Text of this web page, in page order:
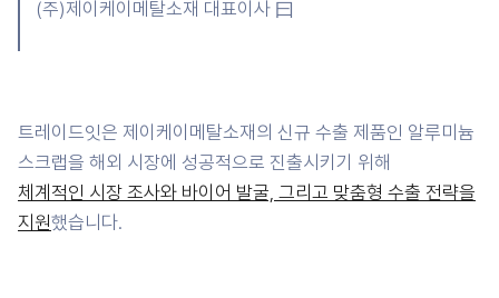
(주)제이케이메탈소재 대표이사 曰
트레이드잇은 제이케이메탈소재의 신규 수출 제품인 알루미늄
스크랩을 해외 시장에 성공적으로 진출시키기 위해
체계적인 시장 조사와 바이어 발굴, 그리고 맞춤형 수출 전략을
지원했습니다.